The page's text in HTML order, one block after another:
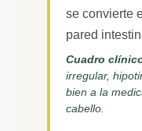
se convierte
pared
Cuadro
irregular,
bien a la
cabello.